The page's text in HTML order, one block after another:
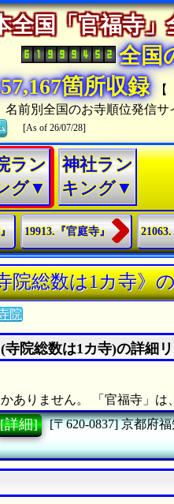
全国「官福寺
全国
箇所収録
名前別全国のお寺順位発信サ
[As of 26/07/28]
ラン
グ▼
神社ラン
キング▼
19913.『官庭寺』
院総数は1カ寺》
院
院総数は1カ寺)の詳細
ありません。 「官福寺」は
[詳細] [〒620-0837] 京都府